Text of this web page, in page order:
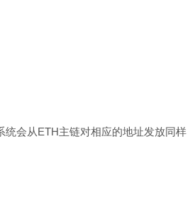
会从ETH主链对相应的地址发放同样